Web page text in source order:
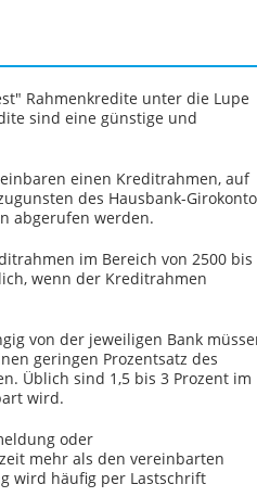
Rahmenkredite unter die Lupe
sind eine günstige und
einen Kreditrahmen, auf
des Hausbank-
abgerufen werden.
im Bereich von 2500 bis
wenn der Kreditrahmen
von der jeweiligen Bank
geringen Prozentsatz des
Üblich sind 1,5 bis 3 Prozent im
wird.
oder
mehr als den vereinbarten
wird häufig per Lastschrift